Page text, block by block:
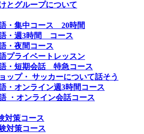
とグループについて
・集中コース 20時間
・週3時間 コース
・夜間コース
プライベートレッスン
・短期会話 特急コース
ップ・ サッカーについて話そう
・オンライン週3時間コース
・オンライン会話コース
対策コース
対策コース